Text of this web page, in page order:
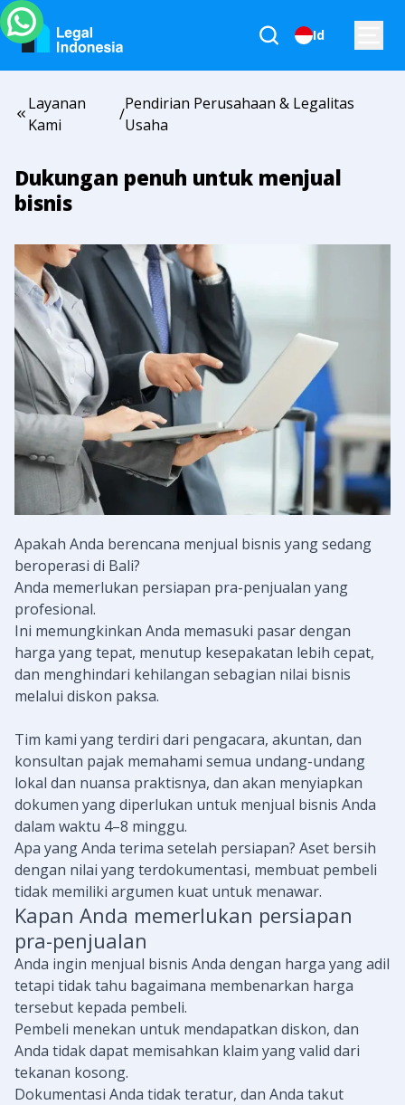
Id
Layanan
Kami
/
Pendirian Perusahaan & Legalitas
Usaha
Dukungan penuh untuk menjual
bisnis
Apakah Anda berencana menjual bisnis yang sedang
beroperasi di Bali?
Anda memerlukan persiapan pra-penjualan yang
profesional.
Ini memungkinkan Anda memasuki pasar dengan
harga yang tepat, menutup kesepakatan lebih cepat,
dan menghindari kehilangan sebagian nilai bisnis
melalui diskon paksa.
Tim kami yang terdiri dari pengacara, akuntan, dan
konsultan pajak memahami semua undang-undang
lokal dan nuansa praktisnya, dan akan menyiapkan
dokumen yang diperlukan untuk menjual bisnis Anda
dalam waktu 4–8 minggu.
Apa yang Anda terima setelah persiapan? Aset bersih
dengan nilai yang terdokumentasi, membuat pembeli
tidak memiliki argumen kuat untuk menawar.
Kapan Anda memerlukan persiapan
pra-penjualan
Anda ingin menjual bisnis Anda dengan harga yang adil
tetapi tidak tahu bagaimana membenarkan harga
tersebut kepada pembeli.
Pembeli menekan untuk mendapatkan diskon, dan
Anda tidak dapat memisahkan klaim yang valid dari
tekanan kosong.
Dokumentasi Anda tidak teratur, dan Anda takut